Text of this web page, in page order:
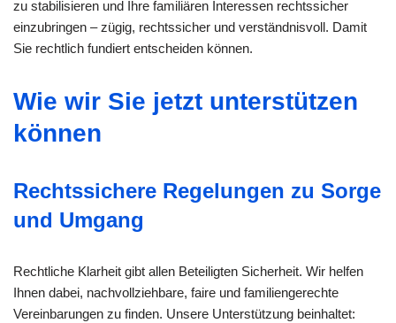
zu stabilisieren und Ihre familiären Interessen rechtssicher
einzubringen – zügig, rechtssicher und verständnisvoll. Damit
Sie rechtlich fundiert entscheiden können.
Wie wir Sie jetzt unterstützen
können
Rechtssichere Regelungen zu Sorge
und Umgang
Rechtliche Klarheit gibt allen Beteiligten Sicherheit. Wir helfen
Ihnen dabei, nachvollziehbare, faire und familiengerechte
Vereinbarungen zu finden. Unsere Unterstützung beinhaltet: